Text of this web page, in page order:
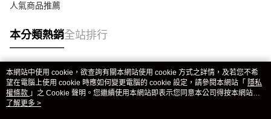
人氣商品推薦
本分類熱銷全站排行
熱門標籤
本網站中使用 cookie，欲查詢有關本網站使用 cookie 方式之詳情，及若您不希
望在電腦上使用 cookie 時應如何變更電腦的 cookie 設定，請參閱本網站「 隱私
權條款 」之 Cookie 聲明。您繼續使用本網站即表示您同意本公司得按本網站使
用條款之 Cookie 聲明使用 cookie。
了解更多 >